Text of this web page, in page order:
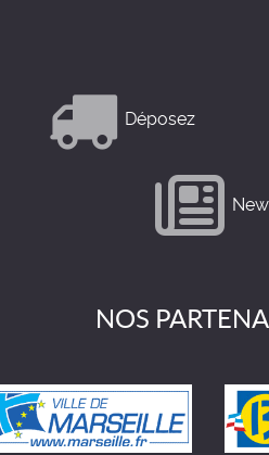
Déposez
NOS